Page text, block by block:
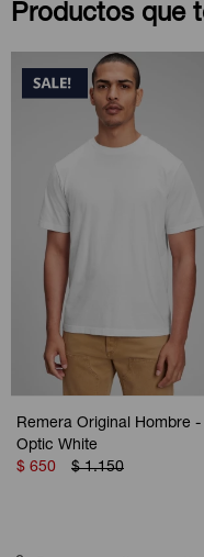
Productos que
Remera Original Hombre -
Optic White
$ 650 $ 1.150